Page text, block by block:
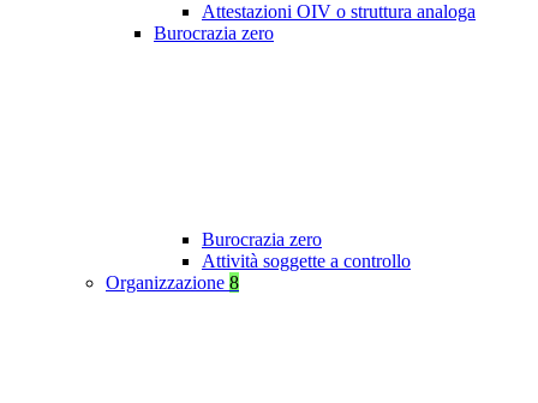
Attestazioni OIV o struttura analoga
Burocrazia zero
Burocrazia zero
Attività soggette a controllo
Organizzazione 8